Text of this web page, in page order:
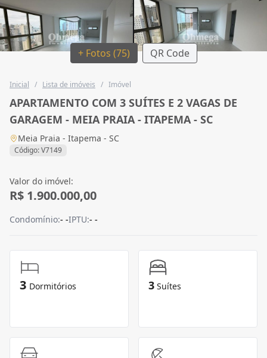
+ Fotos (75) QR Code
Inicial / Lista de imóveis / Imóvel
APARTAMENTO COM 3 SUÍTES E 2 VAGAS DE
GARAGEM - MEIA PRAIA - ITAPEMA - SC
Meia Praia - Itapema - SC
Código: V7149
Valor do imóvel:
R$ 1.900.000,00
Condomínio:- -IPTU:- -
3 Dormitórios 3 Suítes